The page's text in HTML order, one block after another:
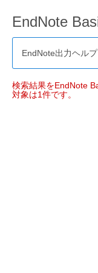
EndNote
EndNote出力ヘルプ
検索結果をEndNote
対象は1件です。